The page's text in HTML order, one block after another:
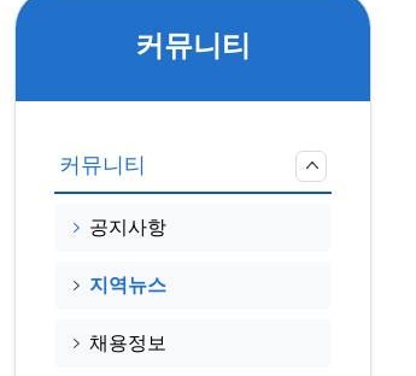
커뮤니티
커뮤니티
공지사항
지역뉴스
채용정보